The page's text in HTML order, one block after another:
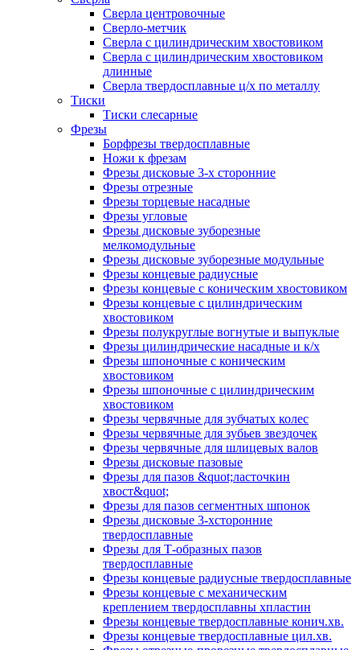
Сверла центровочные
Сверло-метчик
Сверла с цилиндрическим хвостовиком
Сверла с цилиндрическим хвостовиком
длинные
Сверла твердосплавные ц/х по металлу
Тиски
Тиски слесарные
Фрезы
Борфрезы твердосплавные
Ножи к фрезам
Фрезы дисковые 3-х сторонние
Фрезы отрезные
Фрезы торцевые насадные
Фрезы угловые
Фрезы дисковые зуборезные
мелкомодульные
Фрезы дисковые зуборезные модульные
Фрезы концевые радиусные
Фрезы концевые с коническим хвостовиком
Фрезы концевые с цилиндрическим
хвостовиком
Фрезы полукруглые вогнутые и выпуклые
Фрезы цилиндрические насадные и к/х
Фрезы шпоночные с коническим
хвостовиком
Фрезы шпоночные с цилиндрическим
хвостовиком
Фрезы червячные для зубчатых колес
Фрезы червячные для зубьев звездочек
Фрезы червячные для шлицевых валов
Фрезы дисковые пазовые
Фрезы для пазов &quot;ласточкин
хвост&quot;
Фрезы для пазов сегментных шпонок
Фрезы дисковые 3-хсторонние
твердосплавные
Фрезы для Т-образных пазов
твердосплавные
Фрезы концевые радиусные твердосплавные
Фрезы концевые с механическим
креплением твердосплавны хпластин
Фрезы концевые твердосплавные конич.хв.
Фрезы концевые твердосплавные цил.хв.